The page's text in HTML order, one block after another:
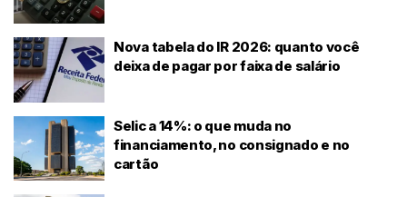
Nova tabela do IR 2026: quanto você
deixa de pagar por faixa de salário
Selic a 14%: o que muda no
financiamento, no consignado e no
cartão